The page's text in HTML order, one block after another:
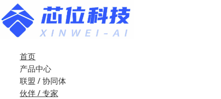
首页
产品中心
联盟 / 协同体
伙伴 / 专家